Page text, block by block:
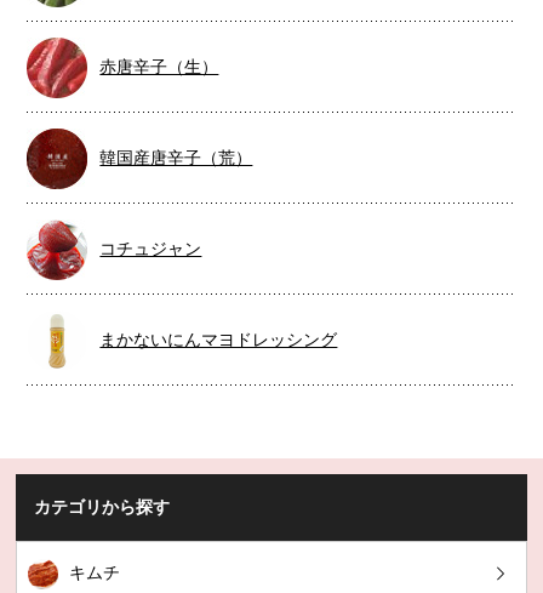
赤唐辛子（生）
韓国産唐辛子（荒）
コチュジャン
まかないにんマヨドレッシング
カテゴリから探す
キムチ